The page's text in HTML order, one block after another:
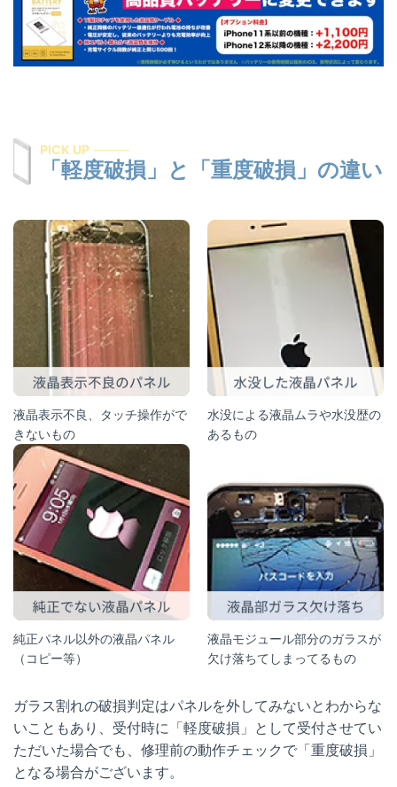
PICK UP
「軽度破損」と「重度破損」の違い
液晶表示不良、タッチ操作がで
きないもの
水没による液晶ムラや水没歴の
あるもの
純正パネル以外の液晶パネル
（コピー等）
液晶モジュール部分のガラスが
欠け落ちてしまってるもの
ガラス割れの破損判定はパネルを外してみないとわからな
いこともあり、受付時に「軽度破損」として受付させてい
ただいた場合でも、修理前の動作チェックで「重度破損」
となる場合がございます。